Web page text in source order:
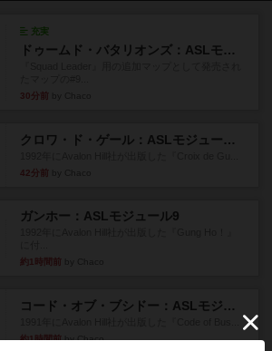
充実
ドゥームド・バタリオンズ：ASLモジュール11
30分前
クロワ・ド・ゲール：ASLモジュール10
42分前
ガンホー：ASLモジュール9
約1時間前
コード・オブ・ブシドー：ASLモジュール8
約1時間前by Chaco